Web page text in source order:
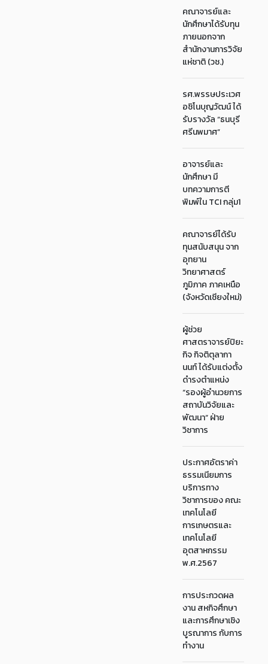
คณาจารย์และ
นักศึกษาได้รับทุน
ภายนอกจาก
สำนักงานการวิจัย
แห่ชาติ (วช.)
รศ.พรรษประเวศ
อชิโนบุญวัฒน์ ได้
รับรางวัล “ธนบุรี
ศรีนพมาศ”
อาจารย์และ
นักศึกษา มี
บทความการตี
พิมพ์ใน TCI กลุ่ม1
คณาจารย์ได้รับ
ทุนสนับสนุน จาก
อุทยาน
วิทยาศาสตร์
ภูมิภาค ภาคเหนือ
(จังหวัดเชียงใหม่)
ผู้ช่วย
ศาสตราจารย์ปิยะ
กิจ กิจติตุลากา
นนท์ ได้รับแต่งตั้ง
ดำรงตำแหน่ง
“รองผู้อำนวยการ
สถาบันวิจัยและ
พัฒนา“ ฝ่าย
วิชาการ
ประกาศอัตราค่า
ธรรมเนียมการ
บริการทาง
วิชาการของ คณะ
เทคโนโลยี
การเกษตรและ
เทคโนโลยี
อุตสาหกรรม
พ.ศ.2567
การประกวดผล
งาน สหกิจศึกษา
และการศึกษาเชิง
บูรณาการ กับการ
ทำงาน